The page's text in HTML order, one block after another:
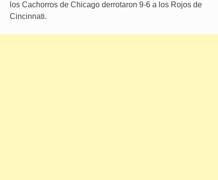
los Cachorros de Chicago derrotaron 9-6 a los Rojos de
Cincinnati.